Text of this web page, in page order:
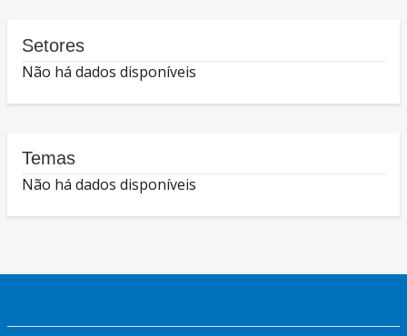
Setores
Não há dados disponíveis
Temas
Não há dados disponíveis